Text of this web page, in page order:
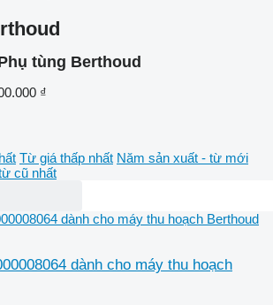
tùng Berthoud
₫
Từ giá thấp nhất Năm sản xuất - từ mới
cũ nhất
dành cho máy thu hoạch